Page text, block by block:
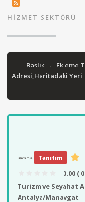
HIZMET SEKTÖRÜ
Baslik Ekleme
Adresi,Haritadaki Yeri
LISINYA TUR Tanıtım
0.00 (
Turizm ve Seyahat
Antalya/Manavgat